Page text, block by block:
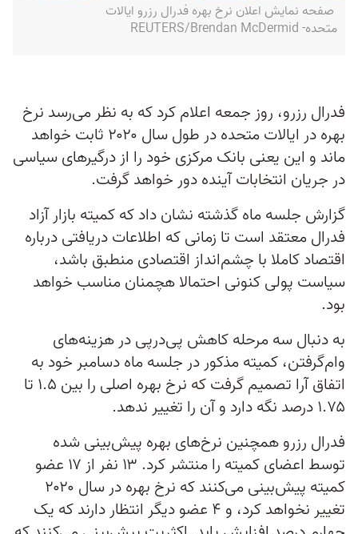
صفحه نمایش اعلان نرخ بهره فدرال رزرو ایالات
متحده- REUTERS/Brendan McDermid
فدرال رزرو، روز جمعه اعلام کرد که به نظر می‌رسد نرخ
بهره در ایالات متحده در طول سال ۲۰۲۰ ثابت خواهد
ماند و این یعنی بانک مرکزی خود را از درگیرهای سیاسی
در جریان انتخابات آینده دور خواهد گرفت.
گزارش جلسه ماه گذشته نشان داد که کمیته بازار آزاد
فدرال معتقد است تا زمانی که اطلاعات دریافتی درباره
اقتصاد کاملا با چشم‌انداز اقتصادی منطبق باشد،
سیاست پولی کنونی احتمالا هچمنان مناسب خواهد
بود.
به دنبال سه مرحله کاهش پی‌درپی در هزینه‌های
وام‌گرفتن، کمیته مذکور در جلسه ماه دسامبر خود به
اتفاق آرا تصمیم گرفت که نرخ بهره اصلی را بین ۱.۵ تا
۱.۷۵ درصد نگه دارد و آن را تغییر ندهد.
فدرال رزرو همچنین نرخ‌های بهره پیش‌بینی شده
توسط اعضای کمیته را منتشر کرد. ۱۳ نفر از ۱۷ عضو
کمیته پیش‌بینی می‌کنند که نرخ بهره در سال ۲۰۲۰
تغییر نخواهد کرد، و ۴ عضو دیگر انتظار دارند که یک